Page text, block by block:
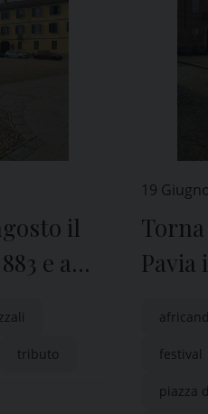
il
e a
tributo
19
Pavia
festival
piazza